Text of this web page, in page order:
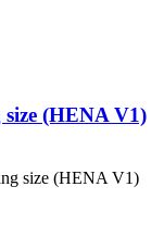
(HENA V1)
size (HENA V1)